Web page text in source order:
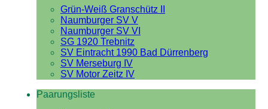
Grün-Weiß Granschütz II
Naumburger SV V
Naumburger SV VI
SG 1920 Trebnitz
SV Eintracht 1990 Bad Dürrenberg
SV Merseburg IV
SV Motor Zeitz IV
Paarungsliste